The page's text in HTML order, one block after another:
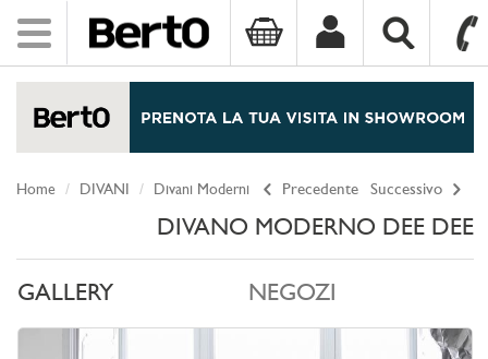
Toggle
navigation
Precedente Successivo
Home DIVANI Divani Moderni
DIVANO MODERNO DEE DEE
GALLERY NEGOZI